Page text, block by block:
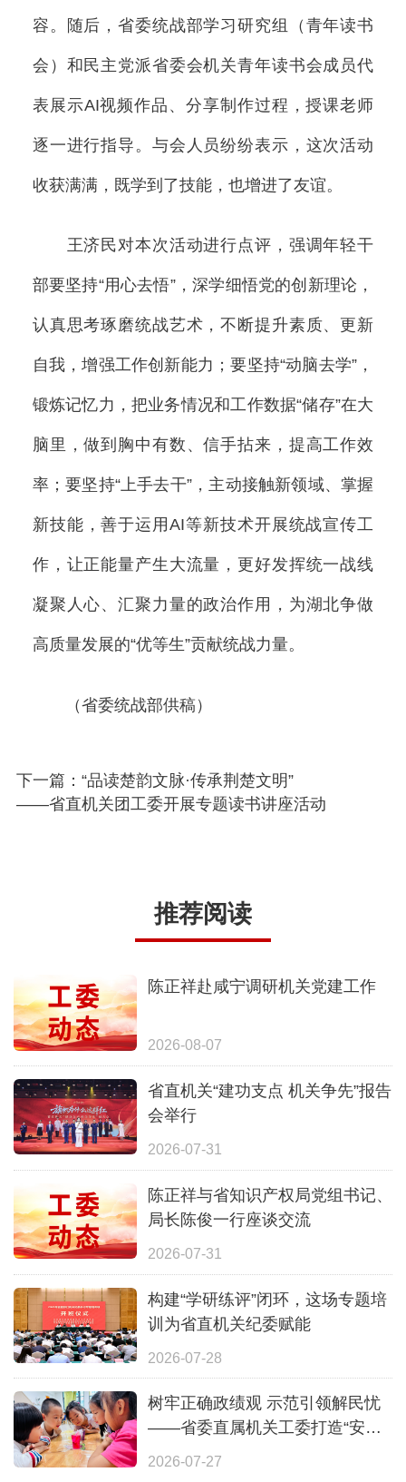
容。随后，省委统战部学习研究组（青年读书
会）和民主党派省委会机关青年读书会成员代
表展示AI视频作品、分享制作过程，授课老师
逐一进行指导。与会人员纷纷表示，这次活动
收获满满，既学到了技能，也增进了友谊。
王济民对本次活动进行点评，强调年轻干
部要坚持“用心去悟”，深学细悟党的创新理论，
认真思考琢磨统战艺术，不断提升素质、更新
自我，增强工作创新能力；要坚持“动脑去学”，
锻炼记忆力，把业务情况和工作数据“储存”在大
脑里，做到胸中有数、信手拈来，提高工作效
率；要坚持“上手去干”，主动接触新领域、掌握
新技能，善于运用AI等新技术开展统战宣传工
作，让正能量产生大流量，更好发挥统一战线
凝聚人心、汇聚力量的政治作用，为湖北争做
高质量发展的“优等生”贡献统战力量。
（省委统战部供稿）
下一篇：“品读楚韵文脉·传承荆楚文明”
——省直机关团工委开展专题读书讲座活动
推荐阅读
陈正祥赴咸宁调研机关党建工作
2026-08-07
省直机关“建功支点 机关争先”报告
会举行
2026-07-31
陈正祥与省知识产权局党组书记、
局长陈俊一行座谈交流
2026-07-31
构建“学研练评”闭环，这场专题培
训为省直机关纪委赋能
2026-07-28
树牢正确政绩观 示范引领解民忧
——省委直属机关工委打造“安心
一夏”全覆盖暑期照护体系
2026-07-27